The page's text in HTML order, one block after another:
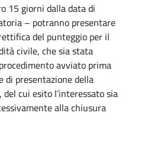
15 giorni dalla data di
– potranno presentare
del punteggio per il
civile, che sia stata
avviato prima
di presentazione della
del cui esito l’interessato sia
alla chiusura